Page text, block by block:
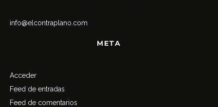
info@elcontraplano.com
META
Acceder
Feed de entradas
Feed de comentarios